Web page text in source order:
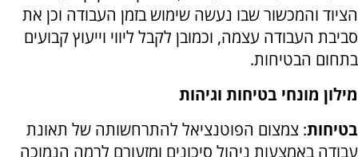
הציוד והמכשור שבו נעשה שימוש בזמן העבודה וכן את
סביבת העבודה עצמה, וכמובן לקבל ליווי וייעוץ קבועים
בתחום הבטיחות.
מילון מונחי בטיחות וגיהות
בטיחות: צמצום הפוטנציאל להתרחשותה של תאונת
עבודה באמצעות ניהול סיכונים ומזעורם לרמה הנמוכה